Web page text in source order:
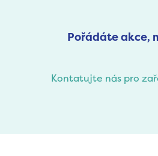
Pořádáte akce,
Kontatujte nás pro